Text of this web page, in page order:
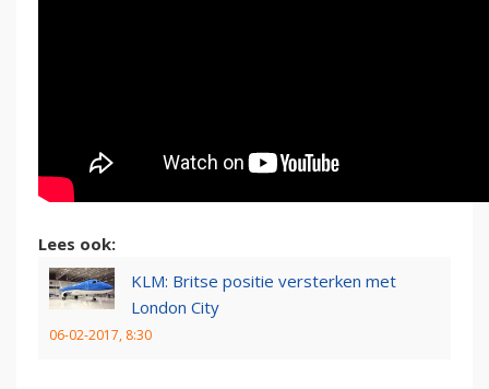
Lees ook:
KLM: Britse positie versterken met
London City
06-02-2017, 8:30